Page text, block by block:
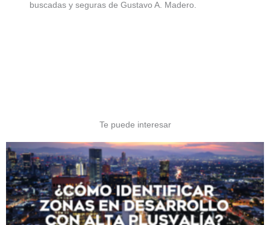
buscadas y seguras de Gustavo A. Madero.
Te puede interesar